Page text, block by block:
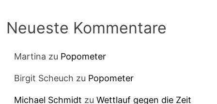
Neueste Kommentare
Martina zu Popometer
Birgit Scheuch zu Popometer
Michael Schmidt zuWettlauf gegen die Zeit